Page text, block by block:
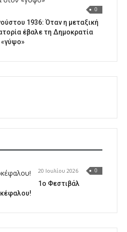
0
1936: Όταν η μεταξική
έβαλε τη Δημοκρατία
20 Ιουλίου 2026 0
1o Φεστιβάλ